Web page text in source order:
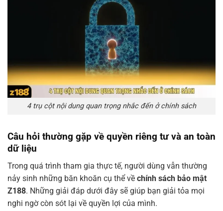
4 trụ cột nội dung quan trọng nhắc đến ở chính sách
Câu hỏi thường gặp về quyền riêng tư và an toàn
dữ liệu
Trong quá trình tham gia thực tế, người dùng vẫn thường
nảy sinh những băn khoăn cụ thể về chính sách bảo mật
Z188. Những giải đáp dưới đây sẽ giúp bạn giải tỏa mọi
nghi ngờ còn sót lại về quyền lợi của mình.